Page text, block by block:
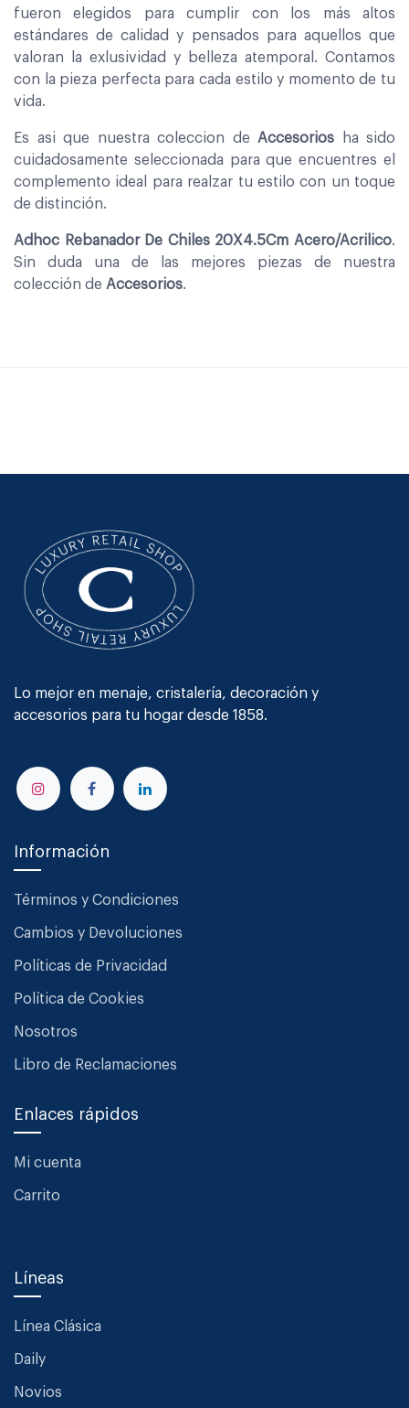
fueron elegidos para cumplir con los más altos
estándares de calidad y pensados para aquellos que
valoran la exlusividad y belleza atemporal. Contamos
con la pieza perfecta para cada estilo y momento de tu
vida.
Es asi que nuestra coleccion de Accesorios ha sido
cuidadosamente seleccionada para que encuentres el
complemento ideal para realzar tu estilo con un toque
de distinción.
Adhoc Rebanador De Chiles 20X4.5Cm Acero/Acrilico.
Sin duda una de las mejores piezas de nuestra
colección de Accesorios.
Lo mejor en menaje, cristalería, decoración y
accesorios para tu hogar desde 1858.
Información
Términos y Condiciones
Cambios y Devoluciones
Políticas de Privacidad
Política de Cookies
Nosotros
Libro de Reclamaciones
Enlaces rápidos
Mi cuenta
Carrito
Líneas
Línea Clásica
Daily
Novios